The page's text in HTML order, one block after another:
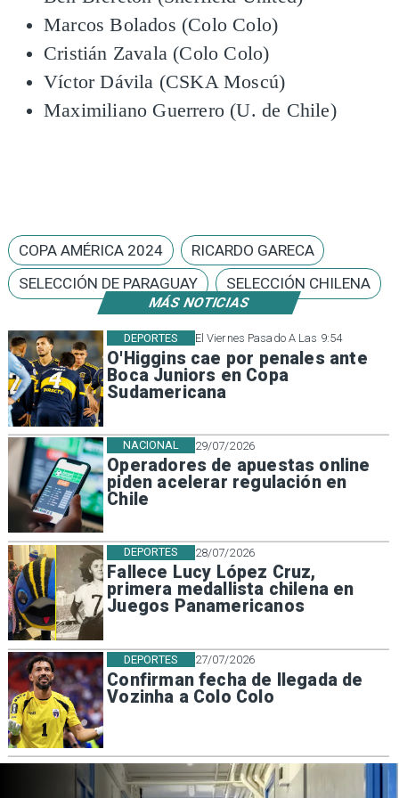
MÁS NOTICIAS
El Viernes Pasado A Las 9:54
O'Higgins cae por penales ante
Boca Juniors en Copa
Sudamericana
DEPORTES
29/07/2026
Operadores de apuestas online
piden acelerar regulación en
Chile
NACIONAL
28/07/2026
Fallece Lucy López Cruz,
primera medallista chilena en
Juegos Panamericanos
DEPORTES
27/07/2026
Confirman fecha de llegada de
Vozinha a Colo Colo
DEPORTES
Marcos Bolados (Colo Colo)
Cristián Zavala (Colo Colo)
Víctor Dávila (CSKA Moscú)
Maximiliano Guerrero (U. de Chile)
COPA AMÉRICA 2024
RICARDO GARECA
SELECCIÓN DE PARAGUAY
SELECCIÓN CHILENA